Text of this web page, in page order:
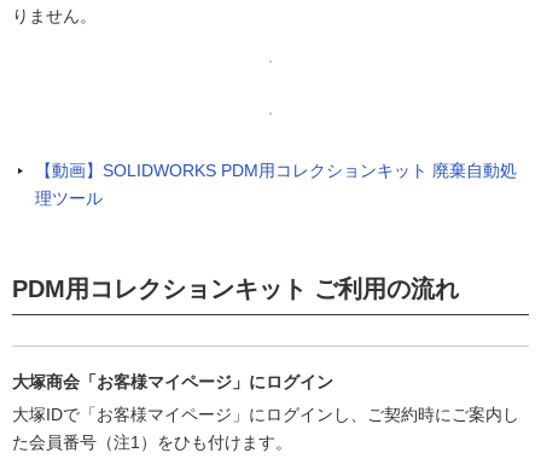
りません。
【動画】SOLIDWORKS PDM用コレクションキット 廃棄自動処
理ツール
PDM用コレクションキット ご利用の流れ
大塚商会「お客様マイページ」にログイン
大塚IDで「お客様マイページ」にログインし、ご契約時にご案内し
た会員番号（注1）をひも付けます。